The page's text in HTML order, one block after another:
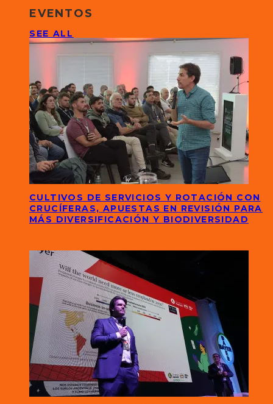
EVENTOS
SEE ALL
CULTIVOS DE SERVICIOS Y ROTACIÓN CON
CRUCÍFERAS, APUESTAS EN REVISIÓN PARA
MÁS DIVERSIFICACIÓN Y BIODIVERSIDAD